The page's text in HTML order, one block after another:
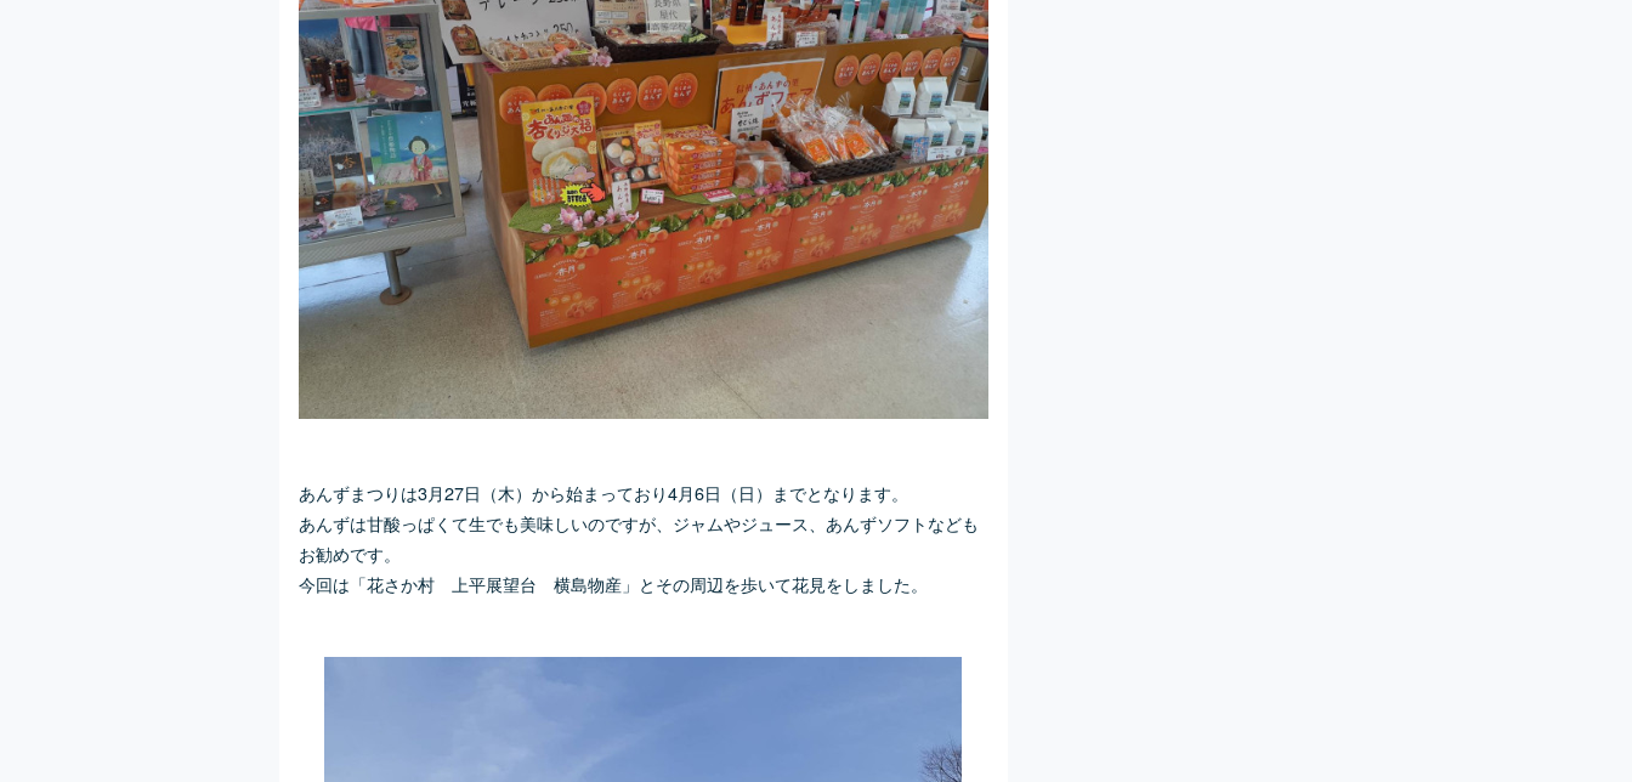
あんずまつりは3月27日（木）から始まっており4月6日（日）までとなります。
あんずは甘酸っぱくて生でも美味しいのですが、ジャムやジュース、あんずソフトなども
お勧めです。
今回は「花さか村 上平展望台 横島物産」とその周辺を歩いて花見をしました。